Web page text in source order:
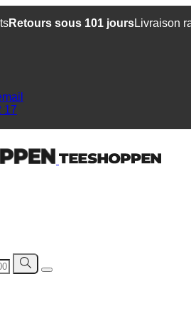
Retours sous 101 joursLivraison
17